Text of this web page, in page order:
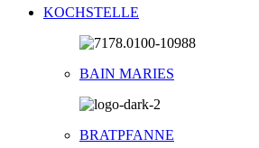
KOCHSTELLE
BAIN MARIES
BRATPFANNE